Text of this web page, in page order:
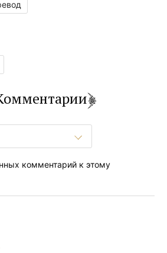
комментарий к этому